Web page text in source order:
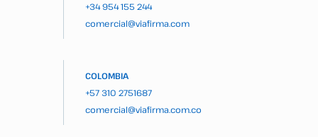
+34 954 155 244
comercial@viafirma.com
COLOMBIA
+57 310 2751687
comercial@viafirma.com.co